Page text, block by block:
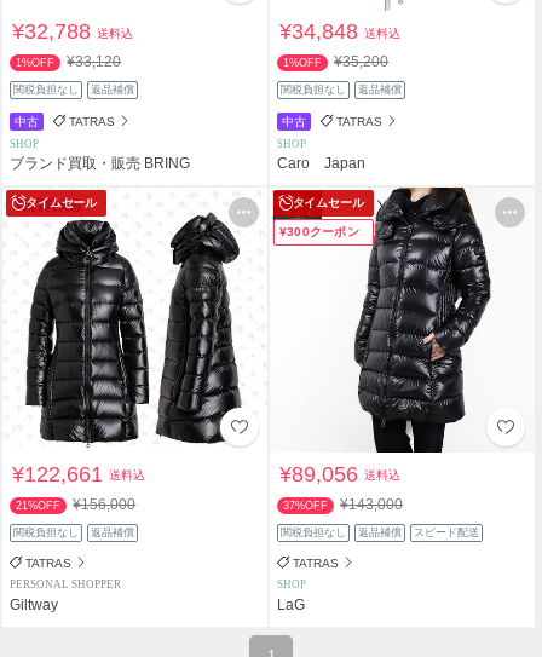
¥32,788送料込
1%OFF ¥33,120
関税負担なし 返品補償
中古 TATRAS
SHOP
ブランド買取・販売 BRING
¥34,848送料込
1%OFF ¥35,200
関税負担なし 返品補償
中古 TATRAS
SHOP
Caro Japan
タイムセール
¥122,661送料込
21%OFF ¥156,000
関税負担なし 返品補償
TATRAS
PERSONAL SHOPPER
Giltway
タイムセール
¥300クーポン
¥89,056送料込
37%OFF ¥143,000
関税負担なし 返品補償 スピード配送
TATRAS
SHOP
LaG